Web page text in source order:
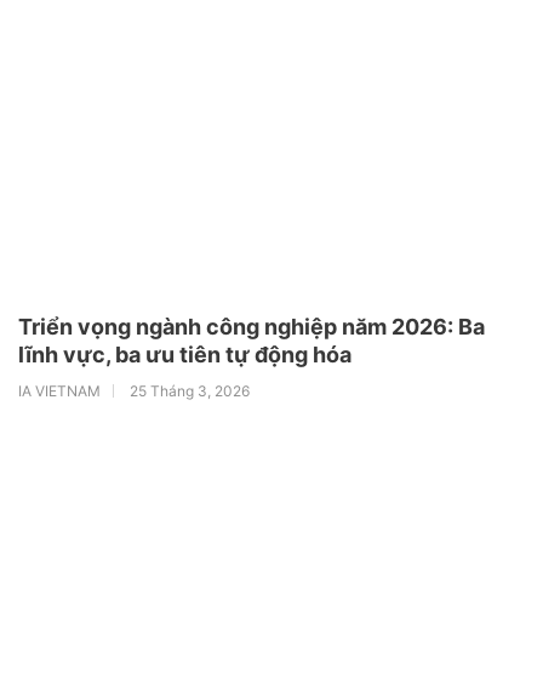
Triển vọng ngành công nghiệp năm 2026: Ba
lĩnh vực, ba ưu tiên tự động hóa
IA VIETNAM 25 Tháng 3, 2026